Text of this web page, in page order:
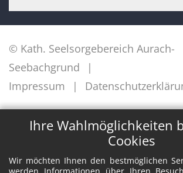
Ihre Wahlmöglichkeiten
Cookies
Wir möchten Ihnen den bestmöglichen
© Kath. Seelsorgebereich Aurach-
Seebachgrund
Impressum